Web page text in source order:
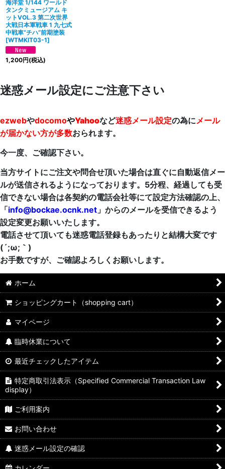
海洋堂 1/144 ワールド
タンクミュージアム キ
ットVOL.3 第二次世界
大戦日本軍戦車 1 九七式
中戦車”チハ”前期塗装
[WTMKIT03-1]
1,200円(税込)
迷惑メール設定にご注意下さい
ezwebやdocomoやYahooなど迷惑メール設定の為に メール
が届かない方が多数おられます。
今一度、ご確認下さい。
当方サイトにご注文や問合せ頂いた場合は直ぐに自動返信メー
ルが送信されるようになっております。5分程、経過しても受
信できない場合は各契約の電話会社等にて設定方法確認の上、
「info@bockae.ocnk.net 」からのメールを受信できるよう
設定変更お願いいたします。
電話させて頂いても迷惑電話登録もあったりと結構大変です
(´;ω;｀)
お手数ですが、ご確認よろしくお願いします。
ホーム
ショッピングカート（shopping cart）
マイページ
臨時休業について
最近チェックしたアイテム
特定商取引法表示（Specified Commercial Transaction Law
display）
ご利用案内
お問い合わせ
迷惑メール設定の確認